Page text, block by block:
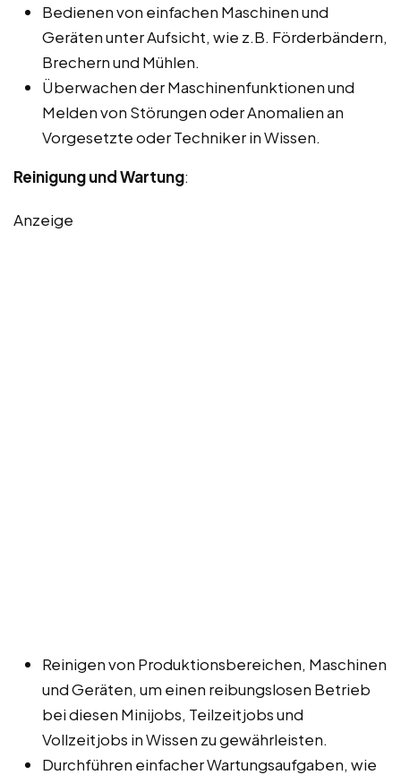
Bedienen von einfachen Maschinen und
Geräten unter Aufsicht, wie z.B. Förderbändern,
Brechern und Mühlen.
Überwachen der Maschinenfunktionen und
Melden von Störungen oder Anomalien an
Vorgesetzte oder Techniker in Wissen.
Reinigung und Wartung:
Anzeige
Reinigen von Produktionsbereichen, Maschinen
und Geräten, um einen reibungslosen Betrieb
bei diesen Minijobs, Teilzeitjobs und
Vollzeitjobs in Wissen zu gewährleisten.
Durchführen einfacher Wartungsaufgaben, wie